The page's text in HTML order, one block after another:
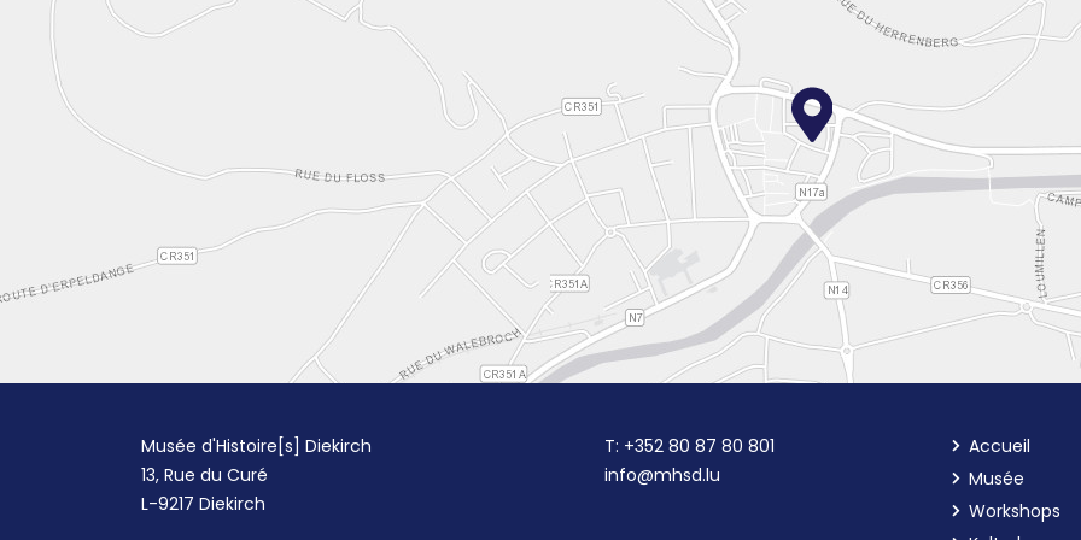
Musée d'Histoire[s] Diekirch
13, Rue du Curé
L-9217 Diekirch
T: +352 80 87 80 801
info@mhsd.lu
Accueil
Musée
Workshops